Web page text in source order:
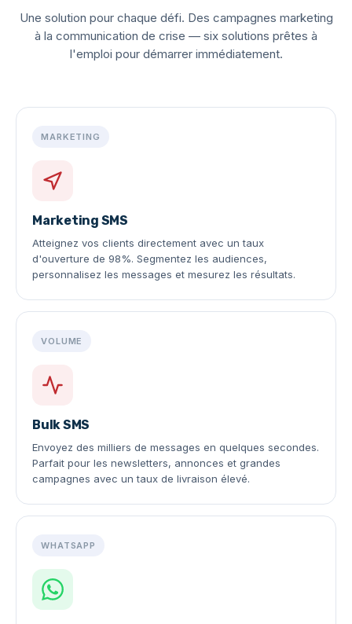
Une solution pour chaque défi. Des campagnes marketing
à la communication de crise — six solutions prêtes à
l'emploi pour démarrer immédiatement.
MARKETING
Marketing SMS
Atteignez vos clients directement avec un taux
d'ouverture de 98%. Segmentez les audiences,
personnalisez les messages et mesurez les résultats.
VOLUME
Bulk SMS
Envoyez des milliers de messages en quelques secondes.
Parfait pour les newsletters, annonces et grandes
campagnes avec un taux de livraison élevé.
WHATSAPP